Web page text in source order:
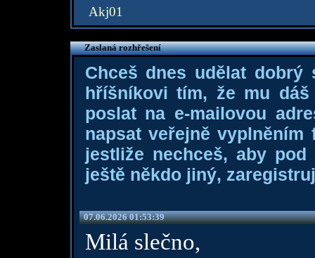
Akj01
Zaslaná rozhřešení
Chceš dnes udělat dobrý
hříšníkovi tím, že mu
poslat na e-mailovou
napsat veřejně
jestliže nechceš, aby
ještě někdo jiný,
07.06.2026 01:53:39
Milá slečno,